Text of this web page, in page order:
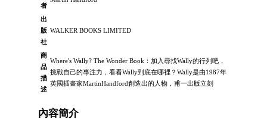
者
出
版
社
WALKER BOOKS LIMITED
商
品
描
述
Where's Wally? The Wonder Book：加入尋找Wally的行列吧，
挑戰自己的專注力，看看Wally到底在哪裡？Wally是由1987年
英國插畫家MartinHandford創造出的人物，甫一出版立刻
內容簡介